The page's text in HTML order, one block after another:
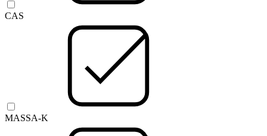
CAS
MASSA-K